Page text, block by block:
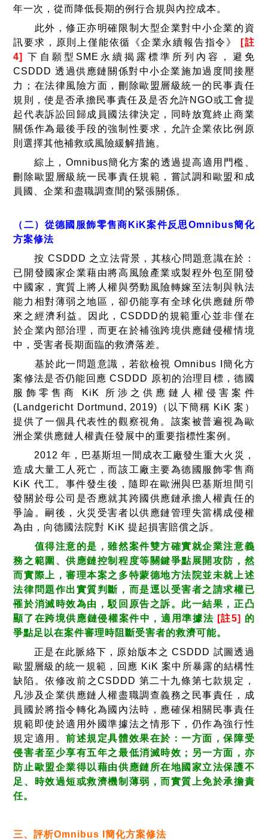
年一次，從而降低長期的例行合規與內控成本。
此外，修正亦明確限制大型企業對中小企業的資
訊要求，原則上僅能依循《企業永續報告指令》
[註
4]下自願型SME永續揭露標準所列內容，避免
CSDDD 透過供應鏈關係對中小企業施加過度間接壓
力；在法律風險方面，刪除歐盟層級統一的民事責任
規則，使是否承擔民事責任及是否允許NGO或工會提
起代表訴訟回歸成員國法律決定，同時放寬終止商業
關係作為最後手段的強制性要求，允許企業依比例原
則選擇其他補救或風險緩解措施。
綜上，Omnibus簡化方案的透過提高適用門檻、
刪除歐盟層級統一民事責任規範，嘗試調和歐盟和成
員國、企業和盡職調查間的緊張關係。
（二）從德國服飾零售商KiK案件反思Omnibus簡化
方案修法
按 CSDDD 之立法背景，其核心問題意識在於：
已開發國家企業藉由將高風險產業或製程外包至開發
中國家，實質上將人權與勞動風險轉嫁至法制與執法
能力相對薄弱之地區，卻仍能享有全球化供應鏈所帶
來之經濟利益。因此，CSDDD的規範重心並非僅在
於企業內部治理，而更在於補強跨境供應鏈侵權情境
中，受害者長期面臨的救濟落差。
基於此一問題意識，若欲檢視 Omnibus I簡化方
案修法是否仍能回應 CSDDD 原初的治理目標，德國
服飾零售商 KiK 所涉之供應鏈人權侵害案件
(Landgericht Dortmund, 2019)（以下簡稱 KiK 案）
提供了一個具代表性的觀察視角。該案被普遍視為歐
洲企業供應鏈人權責任發展中的重要指標性案例。
2012 年，巴基斯坦一間成衣工廠發生重大火災，
造成大量工人死亡，而該工廠主要為德國服飾零售商
KiK 代工。事件發生後，隨即在歐洲與巴基斯坦間引
發關於母公司是否應就其跨國供應鏈承擔人權責任的
爭論。嗣後，火災受害者以供應鏈管理失當構成侵權
為由，向德國法院對 KiK 提起損害賠償之訴。
值得注意的是，雖然案件雙方確實就企業注意義
務之範圍、供應鏈控制程度等關鍵爭點展開攻防，然
而實際上，審理本案之多特蒙德地方法院並未就上述
法律問題作出實質判斷，而是逕以受害者之請求權已
罹於消滅時效為由，駁回原告之訴。此一結果，正凸
顯了在跨境供應鏈侵權案件中，適用準據法 [註5] 的
爭點足以在案件審理時阻斷受害者的救濟可能。
正是在此脈絡下，原始版本之 CSDDD 試圖透過
歐盟層級的統一規範，回應 KiK 案中所暴露的結構性
缺陷。依修改前之CSDDD 第二十九條第七款規定，
凡涉及企業供應鏈人權盡職調查義務之民事責任，成
員國於將指令轉化為國內法時，應確保相關民事責任
規範即使於適用外國準據法之情形下，仍作為強行性
規定適用。前述規定具體效果在於：一方面，保障受
侵害者至少享有五年之最低消滅時效；另一方面，亦
防止歐盟企業得以藉由供應鏈所在地國家立法保護不
足、時效過短或救濟機制薄弱，而實質上免於承擔責
任。
三、評析Omnibus I簡化方案修法